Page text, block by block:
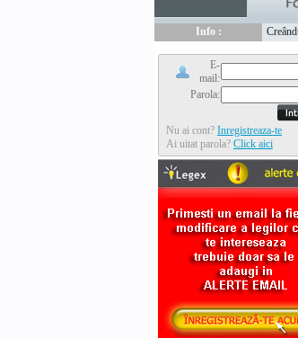
Info :
Info :
E-
mail:
Parola:
Nu ai cont? Inregistreaza-te
Ai uitat parola? Click aici